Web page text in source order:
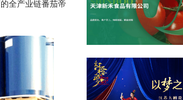
全产业链番茄帝